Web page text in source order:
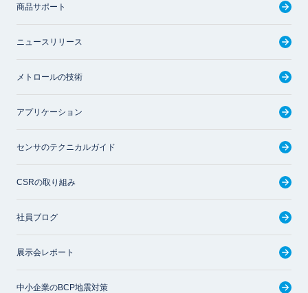
商品サポート
ニュースリリース
メトロールの技術
アプリケーション
センサのテクニカルガイド
CSRの取り組み
社員ブログ
展示会レポート
中小企業のBCP地震対策